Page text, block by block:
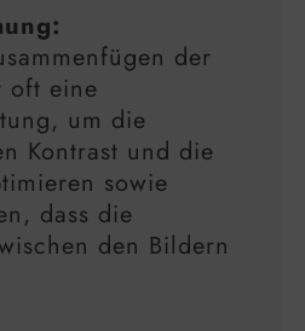
der
oft eine
um die
Kontrast und die
sowie
dass die
den Bildern